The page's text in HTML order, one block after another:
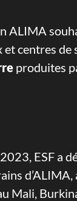
ALIMA
et centres
produites
ESF a
Mali,